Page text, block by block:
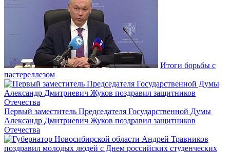
Итоги борьбы с
пастереллезом
Первый заместитель Председателя Государственной Думы
Александр Дмитриевич Жуков поздравил защитников
Отечества